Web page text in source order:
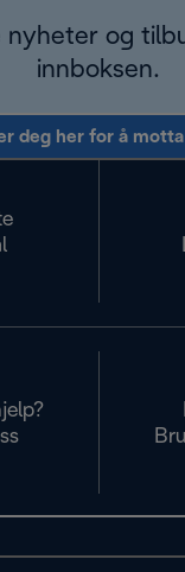
nyheter og
innboksen.
deg her for å